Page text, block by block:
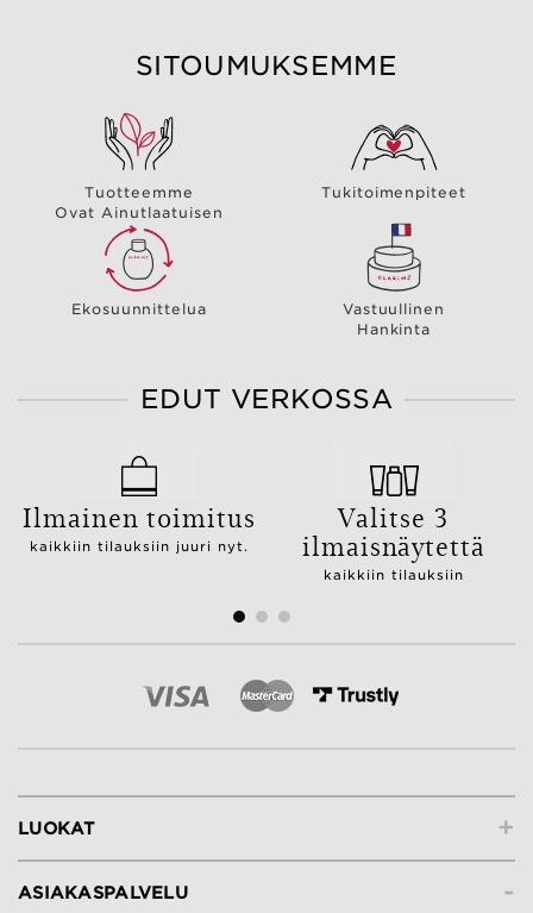
SITOUMUKSEMME
Tuotteemme
Ovat Ainutlaatuisen
Tukitoimenpiteet
Ekosuunnittelua
Vastuullinen
Hankinta
EDUT VERKOSSA
Ilmainen toimitus
kaikkiin tilauksiin juuri nyt.
Valitse 3
ilmaisnäytettä
kaikkiin tilauksiin
+
LUOKAT
-
ASIAKASPALVELU